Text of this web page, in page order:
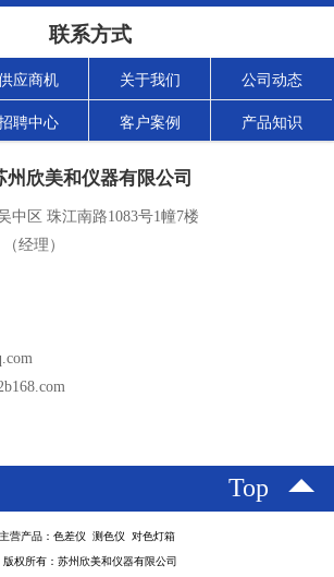
联系方式
应商机 关于我们 公司动态
聘中心 客户案例 产品知识
州欣美和仪器有限公司
中区 珠江南路1083号1幢7楼
经理）
Top
主营产品：色差仪 测色仪 对色灯箱
版权所有：苏州欣美和仪器有限公司